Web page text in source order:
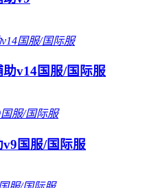
v14国服/国际服
国服/国际服